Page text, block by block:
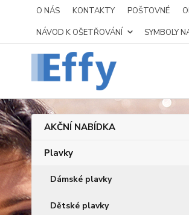
O NÁS KONTAKTY POŠTOVNÉ
NÁVOD K OŠETŘOVÁNÍ
SYMBOLY
AKČNÍ NABÍDKA
Plavky
Dámské plavky
Dětské plavky